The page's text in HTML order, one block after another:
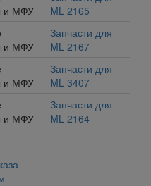
и МФУ
ML 2165
и МФУ
Запчасти для
ML 2167
и МФУ
Запчасти для
ML 3407
и МФУ
Запчасти для
ML 2164